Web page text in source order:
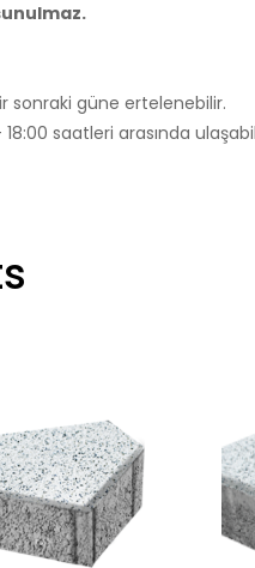
sonraki güne ertelenebilir.
saatleri arasında